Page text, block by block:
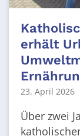
erhält
23. April 2026
Über zwei